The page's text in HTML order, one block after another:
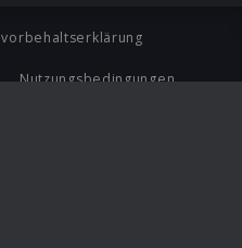
Nutzungsbedingungen